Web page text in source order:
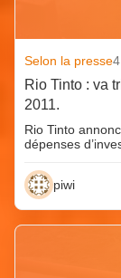
Selon la presse
Rio Tinto : va
2011.
Rio Tinto
dépenses
piwi